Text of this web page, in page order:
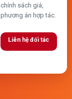
chính sách giá,
phương án hợp tác.
Liên hệ đối tác